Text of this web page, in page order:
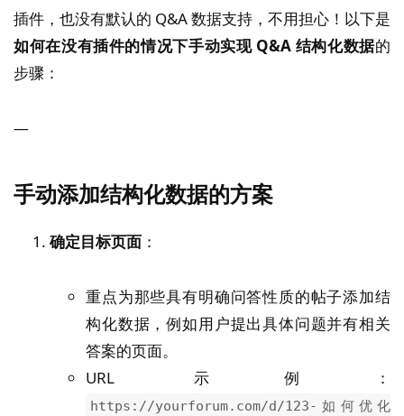
插件，也没有默认的 Q&A 数据支持，不用担心！以下是
如何在没有插件的情况下手动实现 Q&A 结构化数据的
步骤：
—
手动添加结构化数据的方案
确定目标页面 ：
重点为那些具有明确问答性质的帖子添加结
构化数据，例如用户提出具体问题并有相关
答案的页面。
URL 示例：
https://yourforum.com/d/123-如何优化